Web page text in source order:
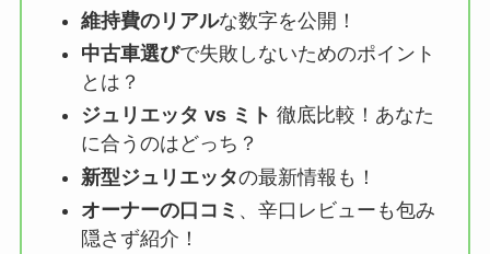
維持費のリアルな数字を公開！
中古車選びで失敗しないためのポイント
とは？
ジュリエッタ vs ミト 徹底比較！あなた
に合うのはどっち？
新型ジュリエッタの最新情報も！
オーナーの口コミ 、辛口レビューも包み
隠さず紹介！